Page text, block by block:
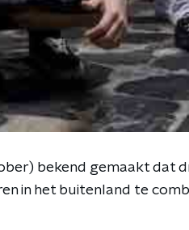
bekend gemaakt dat
in het buitenland te